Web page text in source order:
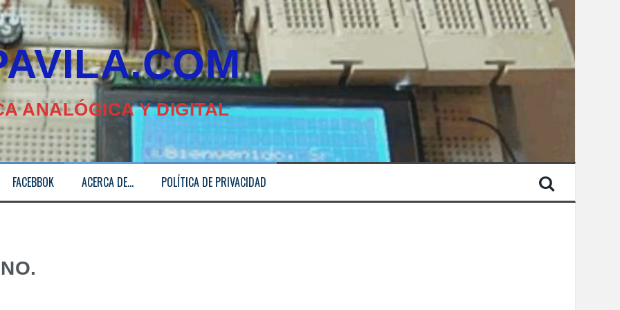
ANALÓGICA Y DIGITAL
FACEBBOK ACERCA DE… POLÍTICA DE PRIVACIDAD